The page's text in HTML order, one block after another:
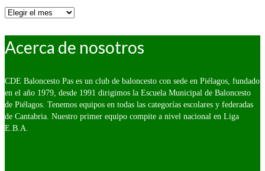
Por
Acerca de nosotros
CDE Baloncesto Pas es un club de baloncesto con sede en Piélagos, fundado
en el año 1979, desde 1991 dirigimos la Escuela Municipal de Baloncesto
de Piélagos. Tenemos equipos en todas las categorías escolares y federadas
de Cantabria. Nuestro primer equipo compite a nivel nacional en Liga
E.B.A.